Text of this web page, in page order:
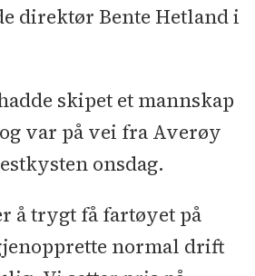
direktør Bente Hetland i
skipet et mannskap
var på vei fra Averøy
onsdag.
å trygt få fartøyet på
normal drift